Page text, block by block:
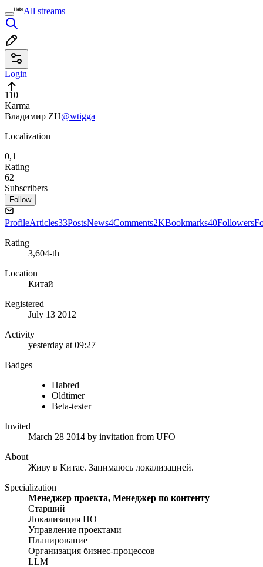
All streams
Login
110
Karma
Владимир ZH@wtigga
Localization
0,1
Rating
62
Subscribers
Follow
ProfileArticles33PostsNews4Comments2KBookmarks40Followers
Rating
3,604-th
Location
Китай
Registered
July 13 2012
Activity
yesterday at 09:27
Badges
Habred
Oldtimer
Beta-tester
Invited
March 28 2014 by invitation from UFO
About
Живу в Китае. Занимаюсь локализацией.
Specialization
Менеджер проекта, Менеджер по контенту
Старший
Локализация ПО
Управление проектами
Планирование
Организация бизнес-процессов
LLM